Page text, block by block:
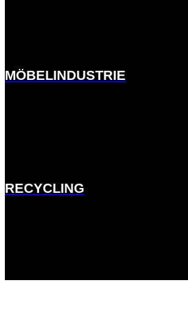
meck.de.w01fddee.kasserver.com/
MÖBELINDUSTRIE
RECYCLING